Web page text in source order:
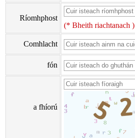
Ríomhphost
(* Bheith riachtanach )
Comhlacht
fón
a fhíorú